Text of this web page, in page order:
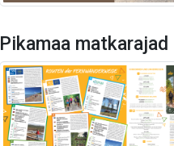
Pikamaa